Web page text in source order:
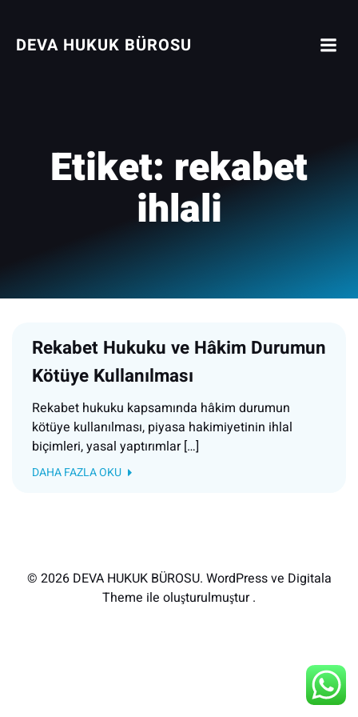
DEVA HUKUK BÜROSU
Etiket: rekabet
ihlali
Rekabet Hukuku ve Hâkim Durumun
Kötüye Kullanılması
Rekabet hukuku kapsamında hâkim durumun
kötüye kullanılması, piyasa hakimiyetinin ihlal
biçimleri, yasal yaptırımlar […]
DAHA FAZLA OKU
© 2026 DEVA HUKUK BÜROSU. WordPress ve Digitala
Theme ile oluşturulmuştur .